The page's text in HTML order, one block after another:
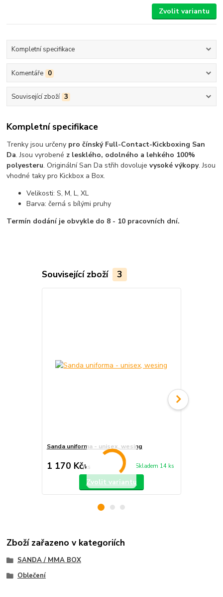
Zvolit variantu
Kompletní specifikace
Komentáře 0
Související zboží 3
Kompletní specifikace
Trenky jsou určeny pro čínský Full-Contact-Kickboxing San
Da. Jsou vyrobené z lesklého, odolného a lehkého 100%
polyesteru. Originální San Da střih dovolujevysoké výkopy. Jsou
vhodné taky pro Kickbox a Box.
Velikosti: S, M, L, XL
Barva: černá s bílými pruhy
Termín dodání je obvykle do 8 - 10 pracovních dní.
Související zboží 3
Sanda uniforma - unisex, wesing
1 170 Kč/ks Skladem 14 ks
Zvolit variantu
Zboží zařazeno v kategoriích
SANDA / MMA BOX
Oblečení